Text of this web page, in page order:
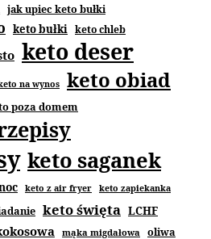
jak upiec keto bułki
keto bułki keto chleb
keto deser
na wynos keto obiad
poza domem
keto saganek
keto z air fryer keto zapiekanka
keto święta LCHF
mąka migdałowa oliwa